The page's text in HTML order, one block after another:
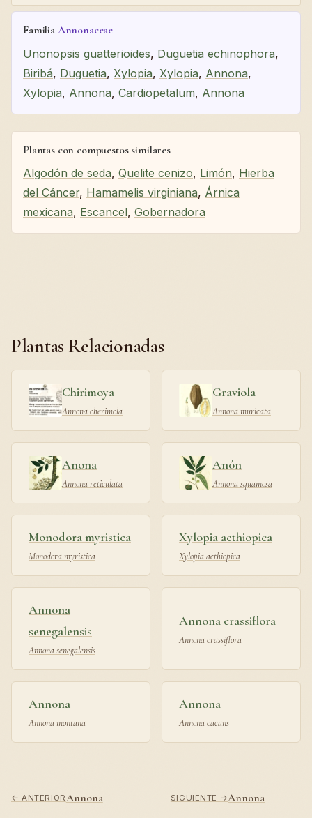
Familia Annonaceae
Unonopsis guatterioides, Duguetia echinophora,
Biribá, Duguetia, Xylopia, Xylopia, Annona,
Xylopia, Annona, Cardiopetalum, Annona
Plantas con compuestos similares
Algodón de seda, Quelite cenizo, Limón, Hierba
del Cáncer, Hamamelis virginiana, Árnica
mexicana, Escancel, Gobernadora
Plantas Relacionadas
Chirimoya
Annona cherimola
Graviola
Annona muricata
Anona
Annona reticulata
Anón
Annona squamosa
Monodora myristica
Monodora myristica
Xylopia aethiopica
Xylopia aethiopica
Annona
senegalensis
Annona senegalensis
Annona crassiflora
Annona crassiflora
Annona
Annona montana
Annona
Annona cacans
← ANTERIORAnnona SIGUIENTE →Annona